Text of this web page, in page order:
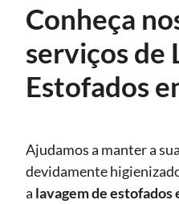
Conheça
serviços de
Estofados
Ajudamos a manter a
devidamente
a lavagem de estofados